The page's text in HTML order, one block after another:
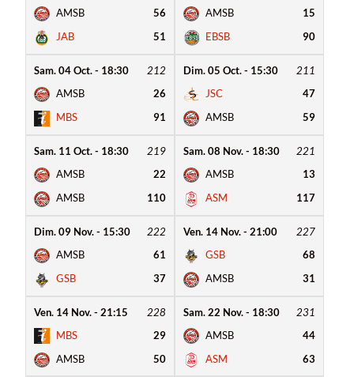
56
AMSB
51
JAB
15
AMSB
90
EBSB
212
Sam. 04 Oct. - 18:30
26
AMSB
91
MBS
211
Dim. 05 Oct. - 15:30
47
JSC
59
AMSB
219
Sam. 11 Oct. - 18:30
22
AMSB
110
AMSB
221
Sam. 08 Nov. - 18:30
13
AMSB
117
ASM
222
Dim. 09 Nov. - 15:30
61
AMSB
37
GSB
227
Ven. 14 Nov. - 21:00
68
GSB
31
AMSB
228
Ven. 14 Nov. - 21:15
29
MBS
50
AMSB
231
Sam. 22 Nov. - 18:30
44
AMSB
63
ASM